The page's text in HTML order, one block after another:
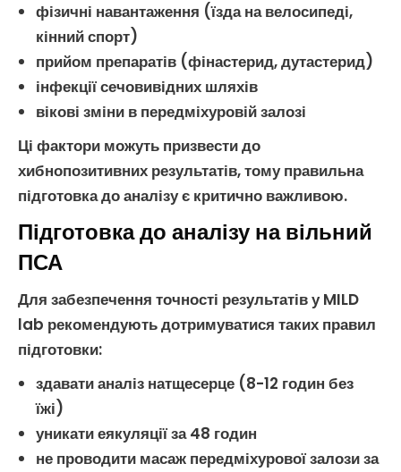
фізичні навантаження (їзда на велосипеді,
кінний спорт)
прийом препаратів (фінастерид,дутастерид)
інфекції сечовивідних шляхів
вікові зміни в передміхуровій залозі
Ці фактори можуть призвести до
хибнопозитивних результатів, тому правильна
підготовка до аналізу є критично важливою.
Підготовка до аналізу на вільний
ПСА
Для забезпечення точності результатів у MILD
lab рекомендують дотримуватися таких правил
підготовки:
здавати аналіз натщесерце (8-12 годин без
їжі)
уникати еякуляції за 48 годин
не проводити масаж передміхурової залозиза